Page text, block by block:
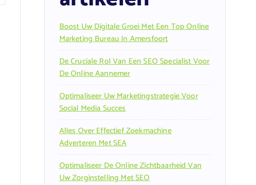
Boost Uw Digitale Groei Met Een Top Online
Marketing Bureau In Amersfoort
De Cruciale Rol Van Een SEO Specialist Voor
De Online Aannemer
Optimaliseer Uw Marketingstrategie Voor
Social Media Succes
Alles Over Effectief Zoekmachine
Adverteren Met SEA
Optimaliseer De Online Zichtbaarheid Van
Uw Zorginstelling Met SEO